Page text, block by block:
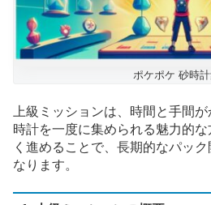
ポケポケ 砂時
上級ミッションは、時間と手間
時計を一度に集められる魅力的
く進めることで、長期的なパッ
なります。